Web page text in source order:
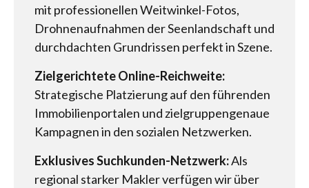
mit professionellen Weitwinkel-Fotos,
Drohnenaufnahmen der Seenlandschaft und
durchdachten Grundrissen perfekt in Szene.
Zielgerichtete Online-Reichweite:
Strategische Platzierung auf den führenden
Immobilienportalen und zielgruppengenaue
Kampagnen in den sozialen Netzwerken.
Exklusives Suchkunden-Netzwerk:Als
regional starker Makler verfügen wir über